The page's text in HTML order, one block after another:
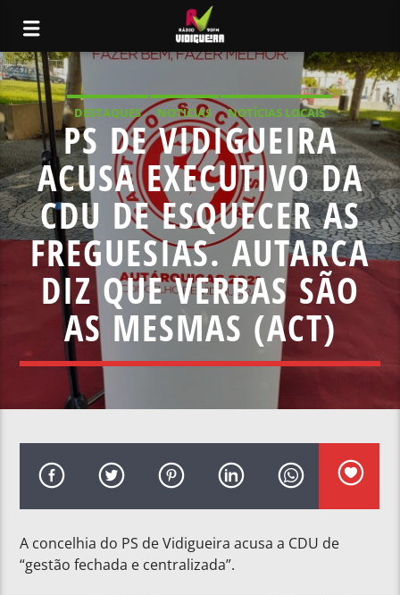
DESTAQUES NOTICIAS
NOTÍCIAS LOCAIS
NOTÍCIAS NACIONAIS
PS DE VIDIGUEIRA
ACUSA EXECUTIVO DA
CDU DE ESQUECER AS
FREGUESIAS. AUTARCA
DIZ QUE VERBAS SÃO
AS MESMAS (ACT)
A concelhia do PS de Vidigueira acusa a CDU de
“gestão fechada e centralizada”.